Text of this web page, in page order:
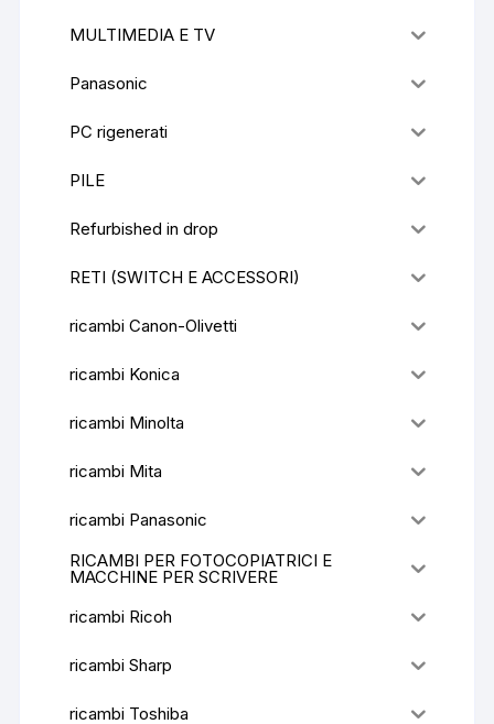
MULTIMEDIA E TV
Panasonic
PC rigenerati
PILE
Refurbished in drop
RETI (SWITCH E ACCESSORI)
ricambi Canon-Olivetti
ricambi Konica
ricambi Minolta
ricambi Mita
ricambi Panasonic
RICAMBI PER FOTOCOPIATRICI E
MACCHINE PER SCRIVERE
ricambi Ricoh
ricambi Sharp
ricambi Toshiba